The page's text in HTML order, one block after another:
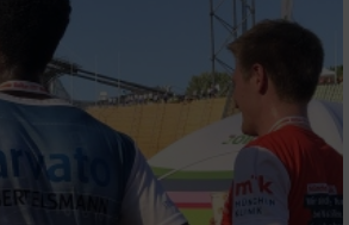
von Inhalten
durch Statistiken
von Daten aus